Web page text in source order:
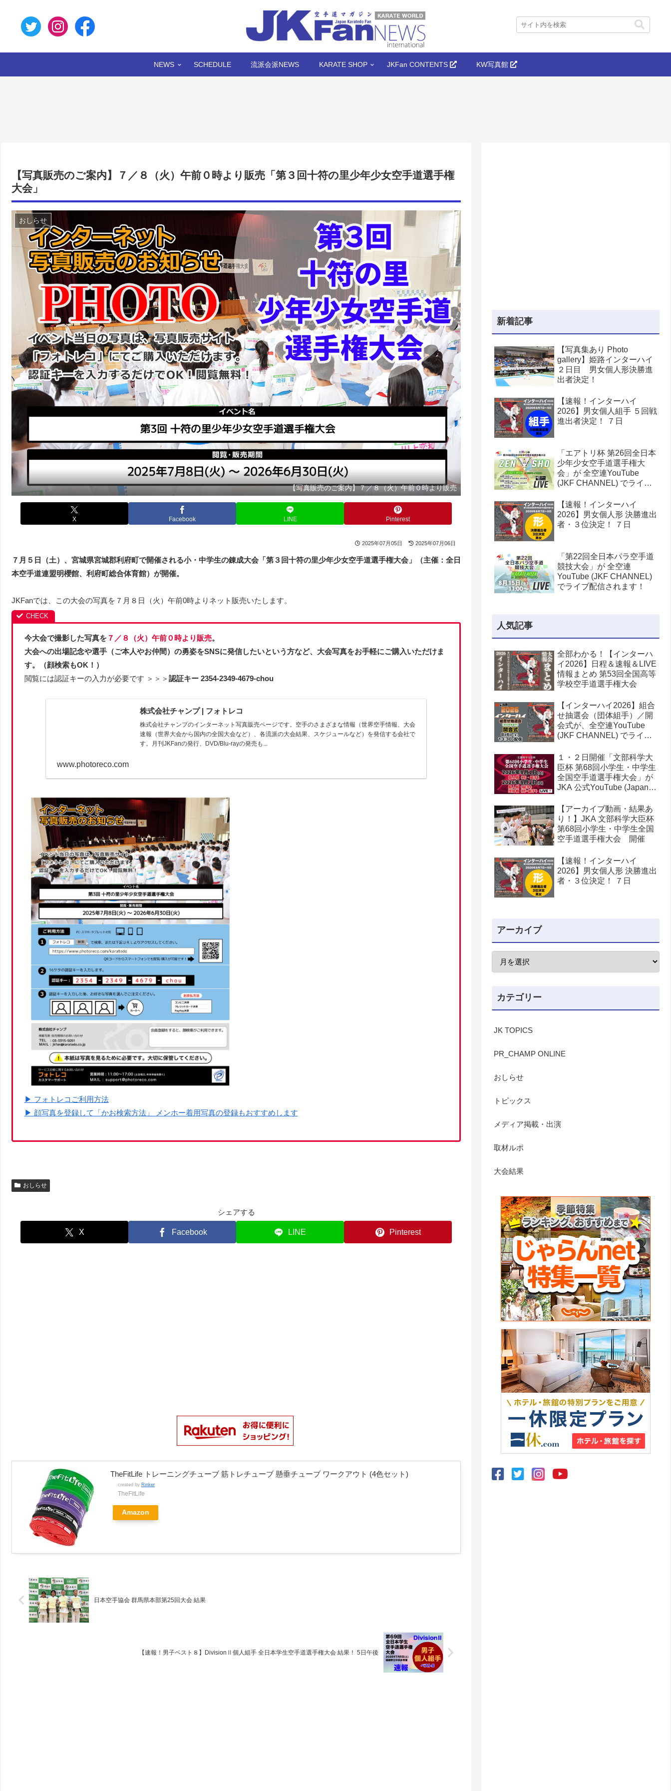
NEWS SCHEDULE 流派会派NEWS KARATE SHOP JKFan CONTENTS KW写真館
【写真販売のご案内】７／８（火）午前０時より販売「第３回十符の里少年少女空手道選手権
大会」
おしらせ
【写真販売のご案内】７／８（火）午前０時より販売
X Facebook LINE Pinterest
2025年07月05日 2025年07月06日
７月５日（土）、宮城県宮城郡利府町で開催される小・中学生の錬成大会「第３回十符の里少年少女空手道選手権大会」（主催：全日
本空手道連盟明櫻館、利府町総合体育館）が開催。
JKFanでは、この大会の写真を７月８日（火）午前0時よりネット販売いたします。
今大会で撮影した写真を７／８（火）午前０時より販売。
大会への出場記念や選手（ご本人やお仲間）の勇姿をSNSに発信したいという方など、大会写真をお手軽にご購入いただけま
す。（顔検索もOK！）
閲覧には認証キーの入力が必要です ＞＞＞ 認証キー 2354-2349-4679-chou
株式会社チャンプ | フォトレコ
株式会社チャンプのインターネット写真販売ページです。空手のさまざまな情報（世界空手情報、大会
速報（世界大会から国内の全国大会など）、各流派の大会結果、スケジュールなど）を発信する会社で
す。月刊JKFanの発行、DVD/Blu-rayの発売も...
www.photoreco.com
▶︎ フォトレコご利用方法
▶︎ 顔写真を登録して「かお検索方法」 メンホー着用写真の登録もおすすめします
おしらせ
シェアする
X Facebook LINE Pinterest
TheFitLife トレーニングチューブ 筋トレチューブ 懸垂チューブ ワークアウト (4色セット)
created by Rinker
TheFitLife
Amazon
日本空手協会 群馬県本部第25回大会 結果
【速報！男子ベスト８】DivisionⅡ個人組手 全日本学生空手道選手権大会 結果！ 5日午後
新着記事
【写真集あり Photo
gallery】姫路インターハイ
２日目 男女個人形決勝進
出者決定！
【速報！インターハイ
2026】男女個人組手 ５回戦
進出者決定！ ７日
「エアトリ杯 第26回全日本
少年少女空手道選手権大
会」が 全空連YouTube
(JKF CHANNEL) でライブ
【速報！インターハイ
2026】男女個人形 決勝進出
者・３位決定！ ７日
「第22回全日本パラ空手道
競技大会」が 全空連
YouTube (JKF CHANNEL)
でライブ配信されます！
人気記事
全部わかる！【インターハ
イ2026】日程＆速報＆LIVE
情報まとめ 第53回全国高等
学校空手道選手権大会
【インターハイ2026】組合
せ抽選会（団体組手）／開
会式が、全空連YouTube
(JKF CHANNEL) でライブ
高等学校空手道選手権大会
１・２日開催「文部科学大
臣杯 第68回小学生・中学生
全国空手道選手権大会」が
JKA 公式YouTube (Japan
団法人日本空手協会) でラ
イブ配信されます！
【アーカイブ動画・結果あ
り！】JKA 文部科学大臣杯
第68回小学生・中学生全国
空手道選手権大会 開催
【速報！インターハイ
2026】男女個人形 決勝進出
者・３位決定！ ７日
アーカイブ
カテゴリー
JK TOPICS
PR_CHAMP ONLINE
おしらせ
トピックス
メディア掲載・出演
取材ルポ
大会結果